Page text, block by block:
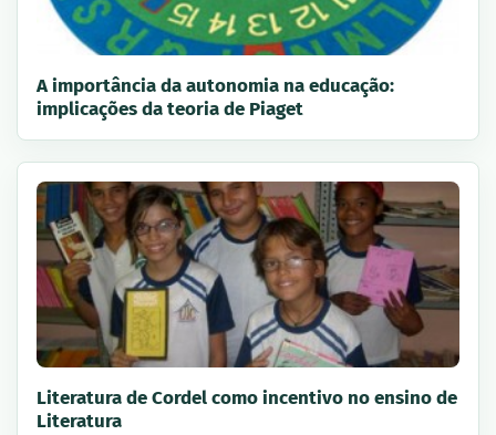
A importância da autonomia na educação:
implicações da teoria de Piaget
Literatura de Cordel como incentivo no ensino de
Literatura